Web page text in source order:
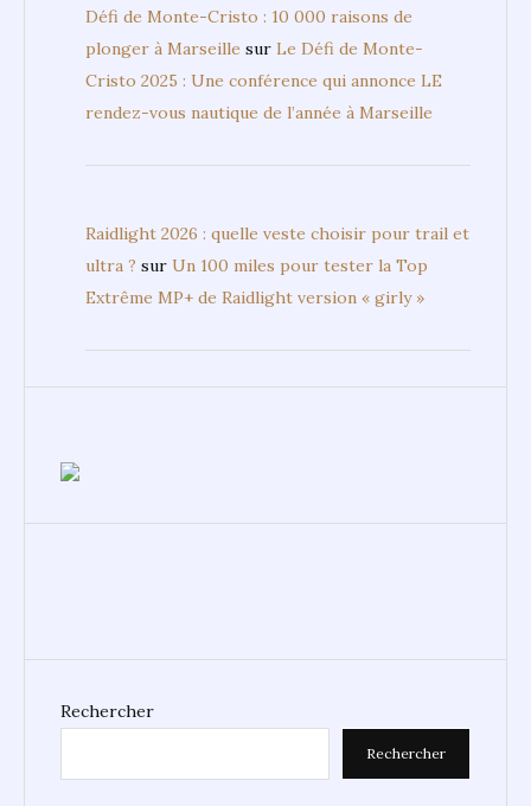
Défi de Monte-Cristo : 10 000 raisons de
plonger à Marseille sur Le Défi de Monte-
Cristo 2025 : Une conférence qui annonce LE
rendez-vous nautique de l’année à Marseille
Raidlight 2026 : quelle veste choisir pour trail et
ultra ? sur Un 100 miles pour tester la Top
Extrême MP+ de Raidlight version « girly »
Rechercher
Rechercher